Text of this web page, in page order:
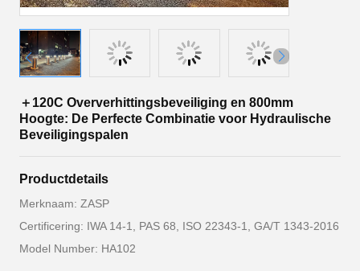
＋120C Oververhittingsbeveiliging en 800mm
Hoogte: De Perfecte Combinatie voor Hydraulische
Beveiligingspalen
Productdetails
Merknaam: ZASP
Certificering: IWA 14-1, PAS 68, ISO 22343-1, GA/T 1343-2016
Model Number: HA102